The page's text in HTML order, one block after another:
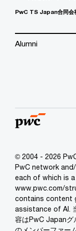
PwC TS Japan合同会
Alumni
© 2004 - 2026
PwC network
each of which is
www.pwc.com/
contains content
assistance of AI.
容はPwC Japanグ